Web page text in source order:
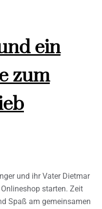
ein
zum
und ihr Vater Dietmar
starten. Zeit
Spaß am gemeinsamen